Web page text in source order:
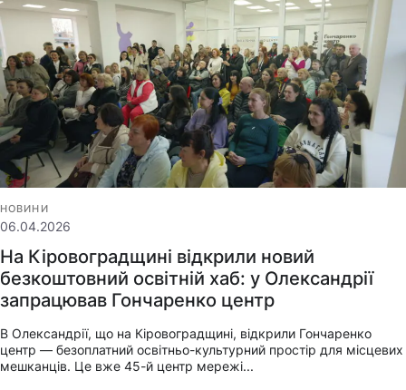
НОВИНИ
06.04.2026
На Кіровоградщині відкрили новий
безкоштовний освітній хаб: у Олександрії
запрацював Гончаренко центр
В Олександрії, що на Кіровоградщині, відкрили Гончаренко
центр — безоплатний освітньо-культурний простір для місцевих
мешканців. Це вже 45-й центр мережі...